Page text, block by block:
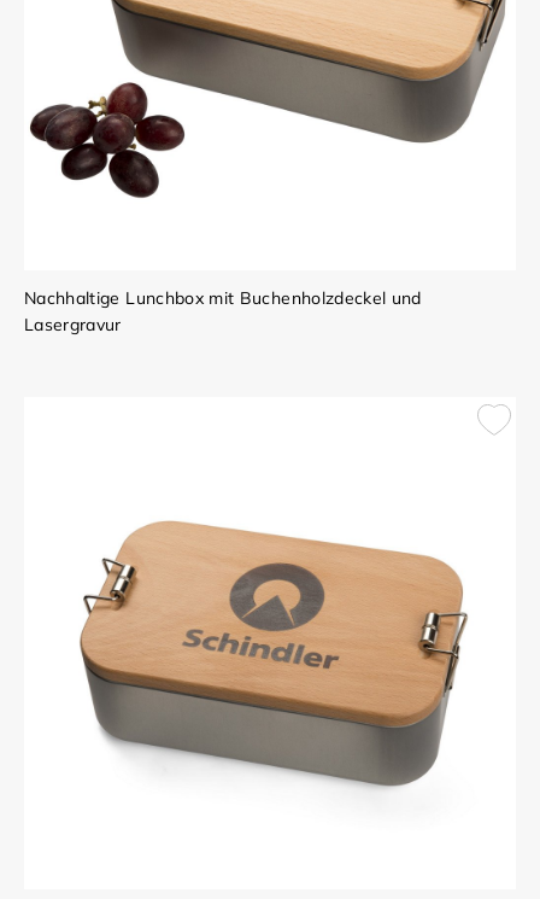
Nachhaltige Lunchbox mit Buchenholzdeckel und
Lasergravur